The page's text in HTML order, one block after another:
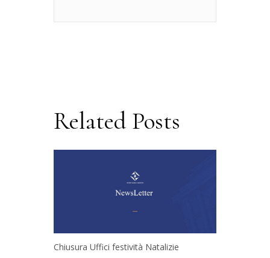
Related Posts
Chiusura Uffici festività Natalizie